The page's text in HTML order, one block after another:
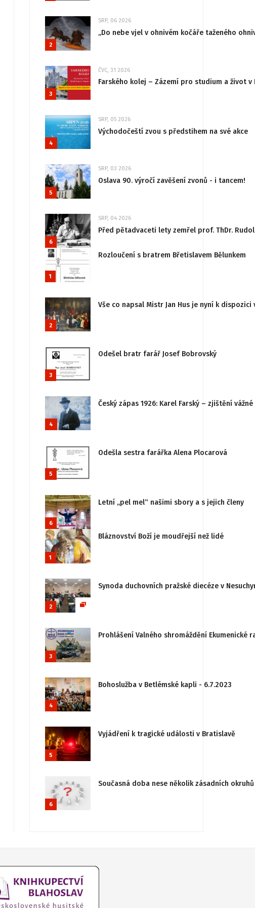
2
SRP, 06 2026
„Do nebe vjel v ohnivém kočáře taženého
3
ČVC, 31 2026
Farského kolej – Zázemí pro studium a život v
4
SRP, 05 2026
Východočeští zvou s předstihem na své akce
5
SRP, 03 2026
Oslava 90. výročí zavěšení zvonů - i tancem!
6
SRP, 04 2026
Před pětadvaceti lety zemřel prof. ThDr.
1
Rozloučení s bratrem Břetislavem Bělunkem
2
Vše co napsal Mistr Jan Hus je nyní k
3
Odešel bratr farář Josef Bobrovský
4
Český zápas 1926: Karel Farský – zjištění
5
Odešla sestra farářka Alena Plocarová
6
Letní „pel mel“ našimi sbory a s jejich členy
1
Bláznovství Boží je moudřejší než lidé
2
Synoda duchovních pražské diecéze v
3
Prohlášení Valného shromáždění
4
Bohoslužba v Betlémské kapli - 6.7.2023
5
Vyjádření k tragické události v Bratislavě
6
Současná doba nese několik zásadních